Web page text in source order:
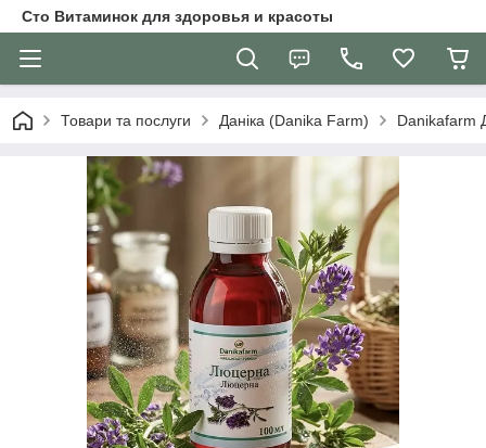
Сто Витаминок для здоровья и красоты
Товари та послуги Даніка (Danika Farm) Danikafarm